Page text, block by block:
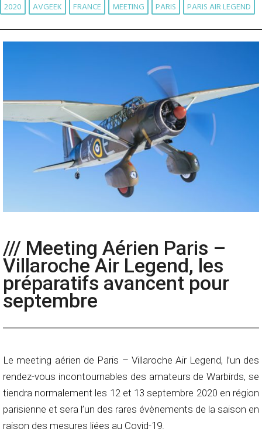
2020 AVGEEK FRANCE MEETING PARIS PARIS AIR LEGEND
/// Meeting Aérien Paris –
Villaroche Air Legend, les
préparatifs avancent pour
septembre
Le meeting aérien de Paris – Villaroche Air Legend, l’un des
rendez-vous incontournables des amateurs de Warbirds, se
tiendra normalement les 12 et 13 septembre 2020 en région
parisienne et sera l’un des rares évènements de la saison en
raison des mesures liées au Covid-19.